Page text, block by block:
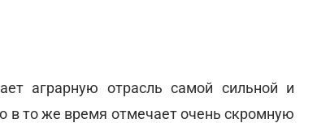
аграрную отрасль самой сильной и
в то же время отмечает очень скромную